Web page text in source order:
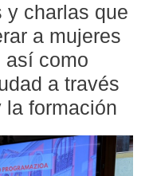
y charlas que
a mujeres
así como
a través
la formación